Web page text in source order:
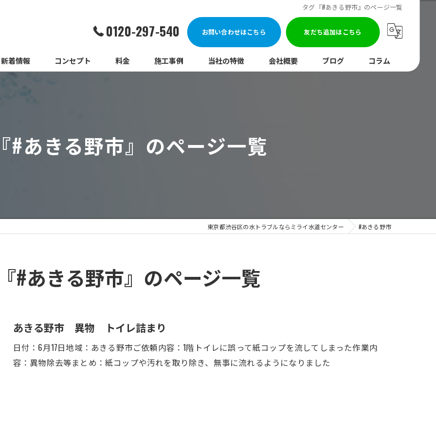
タグ『#あきる野市』のページ一覧
0120-297-540 お問い合わせはこちら 友だち追加はこちら
新着情報 コンセプト 料金 施工事例 当社の特徴
給湯器
会社概要 ブログ コラム
#あきる野市』のページ一覧
東京都渋谷区の水トラブルならミライ水道センター #あきる野市
#あきる野市』のページ一覧
あきる野市 異物 トイレ詰まり
日付：6月17日地域：あきる野市ご依頼内容：1階トイレに誤って紙コップを流してしまった作業内
容：異物除去等まとめ：紙コップや汚れを取り除き、無事に流れるようになりました